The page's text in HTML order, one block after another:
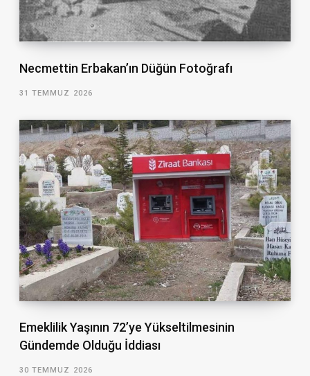
Necmettin Erbakan’ın Düğün Fotoğrafı
31 TEMMUZ 2026
Emeklilik Yaşının 72’ye Yükseltilmesinin
Gündemde Olduğu İddiası
30 TEMMUZ 2026